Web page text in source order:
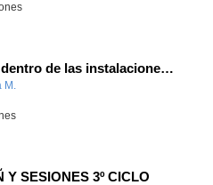
Señaléctica dentro de las instalaciones del centro ordinario
Y SESIONES 3º CICLO